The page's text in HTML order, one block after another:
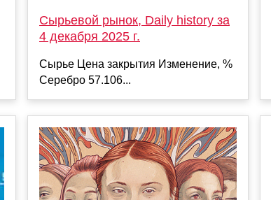
Сырьевой рынок, Daily history за
4 декабря 2025 г.
Сырье Цена закрытия Изменение, %
Серебро 57.106...